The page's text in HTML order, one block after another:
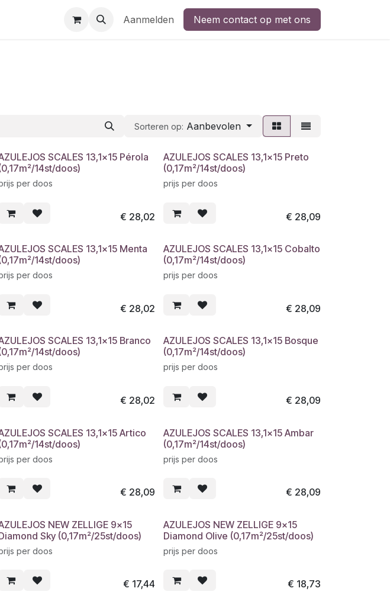
Aanmelden Neem contact op met ons
Sorteren op: Aanbevolen
SCALES 13,1x15 Pérola
14st/doos)
per doos
€ 28,02
AZULEJOS SCALES 13,1x15 Preto
(0,17m²/14st/doos)
prijs per doos
€ 28,09
SCALES 13,1x15 Menta
14st/doos)
per doos
€ 28,02
AZULEJOS SCALES 13,1x15 Cobalto
(0,17m²/14st/doos)
prijs per doos
€ 28,09
SCALES 13,1x15 Branco
14st/doos)
per doos
€ 28,02
AZULEJOS SCALES 13,1x15 Bosque
(0,17m²/14st/doos)
prijs per doos
€ 28,09
SCALES 13,1x15 Artico
14st/doos)
per doos
€ 28,09
AZULEJOS SCALES 13,1x15 Ambar
(0,17m²/14st/doos)
prijs per doos
€ 28,09
NEW ZELLIGE 9x15
Sky (0,17m²/25st/doos)
per doos
€ 17,44
AZULEJOS NEW ZELLIGE 9x15
Diamond Olive (0,17m²/25st/doos)
prijs per doos
€ 18,73